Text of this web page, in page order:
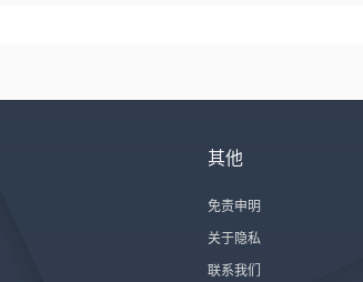
其他
免责申明
关于隐私
联系我们